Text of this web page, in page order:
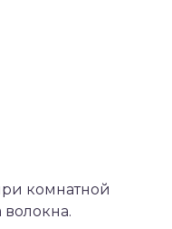
комнатной
волокна.